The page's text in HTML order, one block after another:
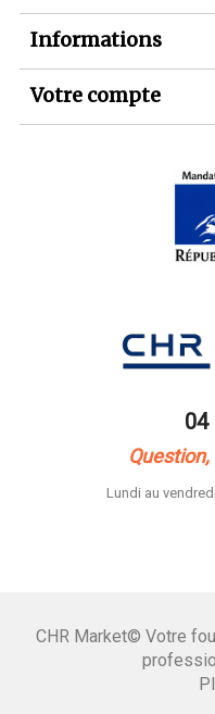
Informations
Votre compte
04
Lundi au
CHR Market© Votre